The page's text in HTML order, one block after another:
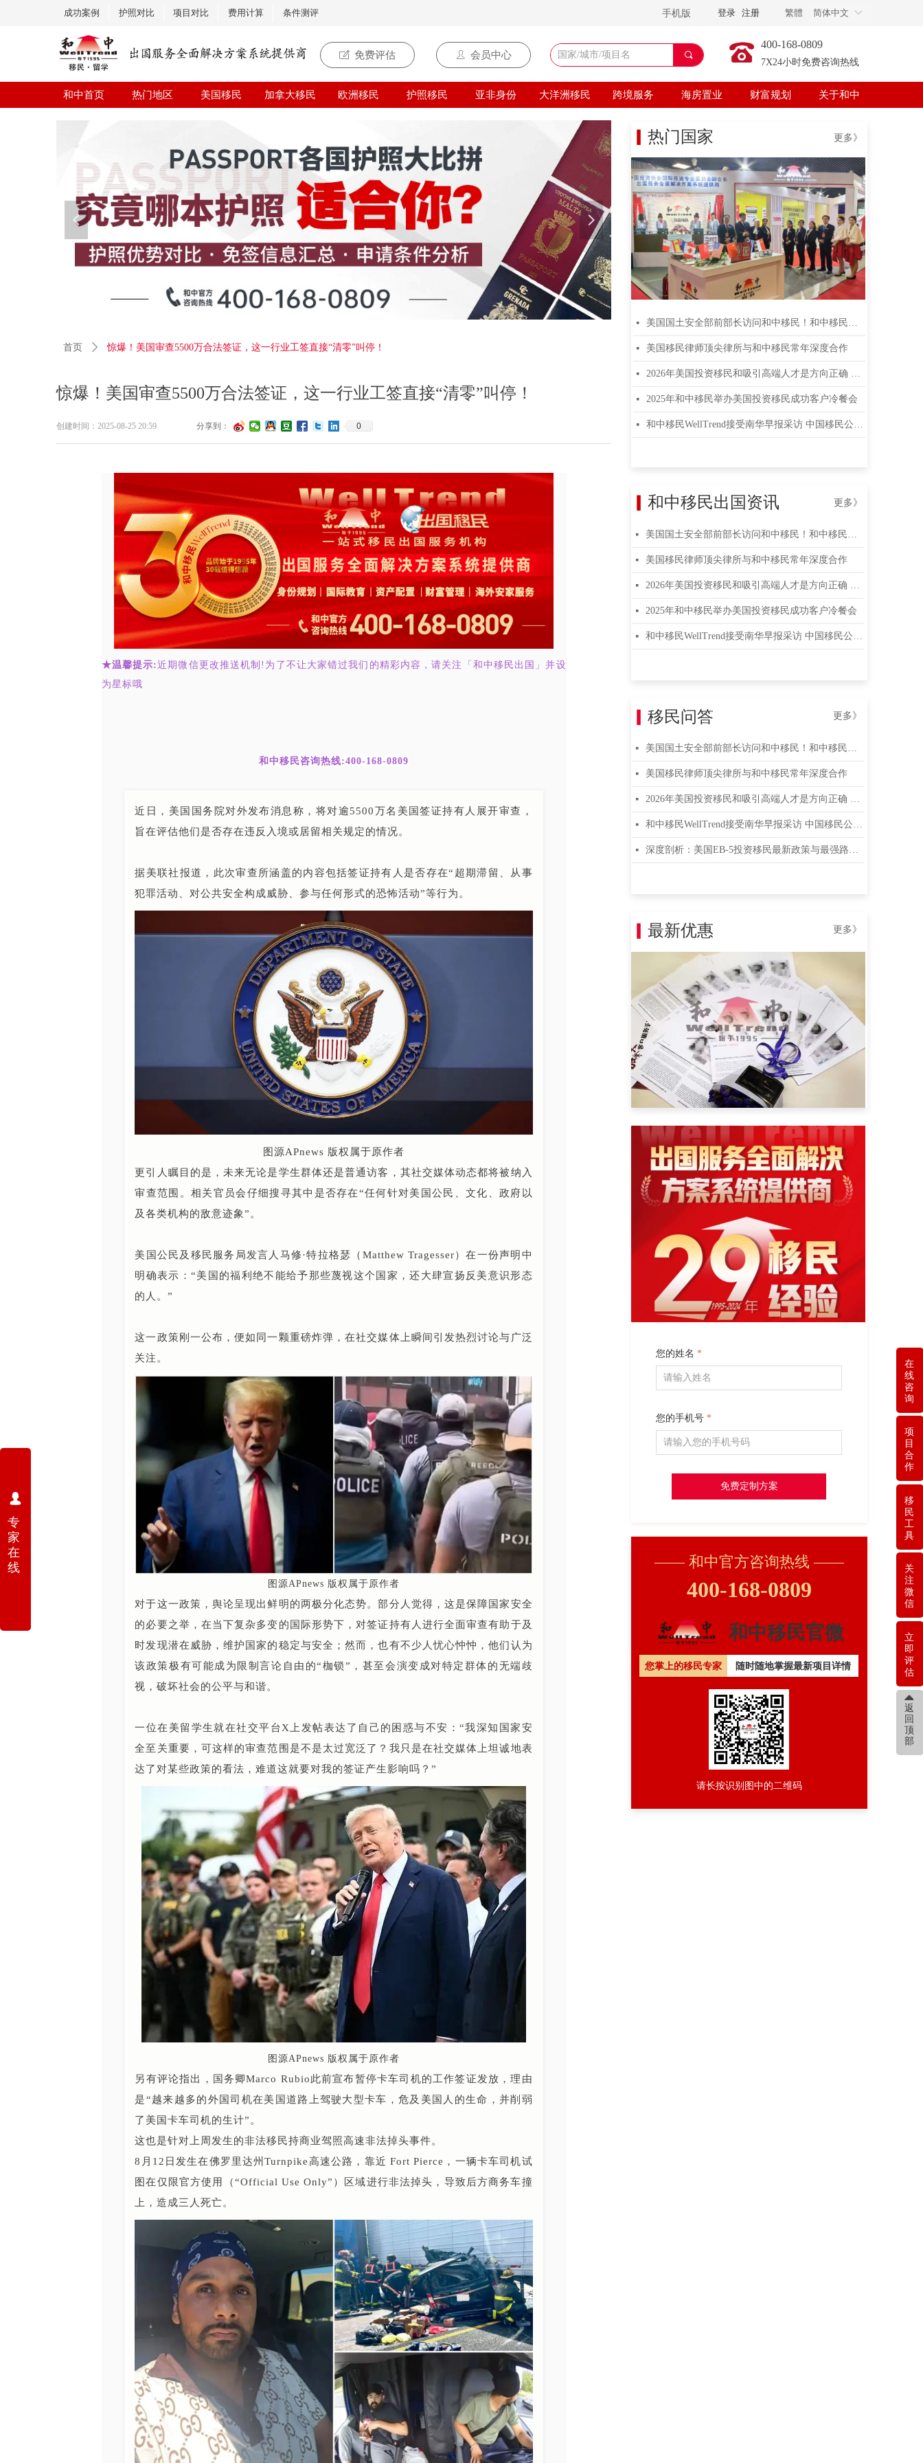
成功案例 护照对比 项目对比 费用计算 条件测评 登录 注册
手机版 ꀅ
简体中文
繁體 文 En
ꂐ 免费评估 ꄑ 会员中心 끠
400-168-0809
7X24小时免费咨询热线
和中首页 热门地区 美国移民 加拿大移民 欧洲移民 护照移民 亚非身份 大洋洲移民 跨境服务 海房置业 财富规划 关于和中
在
线
咨
询
项
目
合
作
移
民
工
具
关
注
微
信
立
即
评
估
返
回
顶
部
뀃
专
家
在
线
넙
惊爆！美国审查5500万合法签证，这一行业工签直接“清零”叫停！
★温馨提示:近期微信更改推送机制!为了不让大家错过我们的精彩内容，请关注「和中移民出国」并设
为星标哦
和中移民咨询热线:400-168-0809
近日，美国国务院对外发布消息称，将对逾5500万名美国签证持有人展开审查，
旨在评估他们是否存在违反入境或居留相关规定的情况。
据美联社报道，此次审查所涵盖的内容包括签证持有人是否存在“超期滞留、从事
犯罪活动、对公共安全构成威胁、参与任何形式的恐怖活动”等行为。
图源APnews 版权属于原作者
更引人瞩目的是，未来无论是学生群体还是普通访客，其社交媒体动态都将被纳入
审查范围。相关官员会仔细搜寻其中是否存在“任何针对美国公民、文化、政府以
及各类机构的敌意迹象”。
美国公民及移民服务局发言人马修·特拉格瑟（Matthew Tragesser）在一份声明中
明确表示：“美国的福利绝不能给予那些蔑视这个国家，还大肆宣扬反美意识形态
的人。”
这一政策刚一公布，便如同一颗重磅炸弹，在社交媒体上瞬间引发热烈讨论与广泛
关注。
图源APnews 版权属于原作者
对于这一政策，舆论呈现出鲜明的两极分化态势。部分人觉得，这是保障国家安全
的必要之举，在当下复杂多变的国际形势下，对签证持有人进行全面审查有助于及
时发现潜在威胁，维护国家的稳定与安全；然而，也有不少人忧心忡忡，他们认为
该政策极有可能成为限制言论自由的“枷锁”，甚至会演变成对特定群体的无端歧
视，破坏社会的公平与和谐。
一位在美留学生就在社交平台X上发帖表达了自己的困惑与不安：“我深知国家安
全至关重要，可这样的审查范围是不是太过宽泛了？我只是在社交媒体上坦诚地表
达了对某些政策的看法，难道这就要对我的签证产生影响吗？”
图源APnews 版权属于原作者
另有评论指出，国务卿Marco Rubio此前宣布暂停卡车司机的工作签证发放，理由
是“越来越多的外国司机在美国道路上驾驶大型卡车，危及美国人的生命，并削弱
了美国卡车司机的生计”。
这也是针对上周发生的非法移民持商业驾照高速非法掉头事件。
8月12日发生在佛罗里达州Turnpike高速公路，靠近 Fort Pierce，一辆卡车司机试
图在仅限官方使用（“Official Use Only”）区域进行非法掉头，导致后方商务车撞
上，造成三人死亡。
首页 ꄲ 惊爆！美国审查5500万合法签证，这一行业工签直接“清零”叫停！
创建时间： 2025-08-25 20:59
넳 넲
热门国家
넷 美国国土安全部前部长访问和中移民！和中移民解读美国EB5投资移民最新规则
넷 美国移民律师顶尖律所与和中移民常年深度合作
넷 2026年美国投资移民和吸引高端人才是方向正确 和中移民专业解读
넷 2025年和中移民举办美国投资移民成功客户冷餐会
넷 和中移民WellTrend接受南华早报采访 中国移民公司排名 和中移民WellTrend接受南华早报采访
更多》
和中移民出国资讯
넷 美国国土安全部前部长访问和中移民！和中移民解读美国EB5投资移民最新规则
넷 美国移民律师顶尖律所与和中移民常年深度合作
넷 2026年美国投资移民和吸引高端人才是方向正确 和中移民专业解读
넷 2025年和中移民举办美国投资移民成功客户冷餐会
넷 和中移民WellTrend接受南华早报采访 中国移民公司排名 和中移民WellTrend接受南华早报采访
更多》
移民问答
넷 美国国土安全部前部长访问和中移民！和中移民解读美国EB5投资移民最新规则
넷 美国移民律师顶尖律所与和中移民常年深度合作
넷 2026年美国投资移民和吸引高端人才是方向正确 和中移民专业解读
넷 和中移民WellTrend接受南华早报采访 中国移民公司排名 和中移民WellTrend接受南华早报采访
넷 深度剖析：美国EB-5投资移民最新政策与最强路径解析，开启绿卡直通车
更多》
您的姓名 *
您的手机号 *
免费定制方案
最新优惠 更多》
—— 和中官方咨询热线——
400-168-0809
和中移民官微
您掌上的移民专家 随时随地掌握最新项目详情
请长按识别图中的二维码
分享到： 0